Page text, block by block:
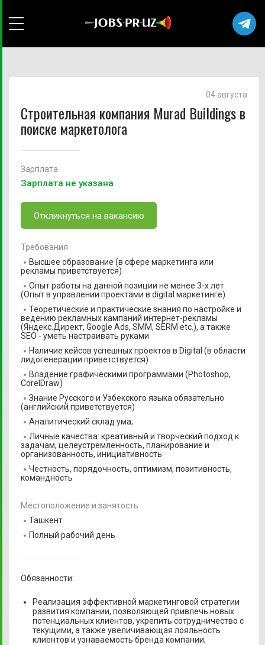
Строительная компания Murad Buildings в
поиске маркетолога
04 августа
Зарплата
Зарплата не указана
Откликнуться на вакансию
Требования
Высшее образование (в сфере маркетинга или
рекламы приветствуется)
Опыт работы на данной позиции не менее 3-х лет
(Опыт в управлении проектами в digital маркетинге)
Теоретические и практические знания по настройке и
ведению рекламных кампаний интернет-рекламы
(Яндекс.Директ, Google Ads, SMM, SERM etc.), а также
SEO - уметь настраивать руками
Наличие кейсов успешных проектов в Digital (в области
лидогенерации приветствуется)
Владение графическими программами (Photoshop,
CorelDraw)
Знание Русского и Узбекского языка обязательно
(английский приветствуется)
Аналитический склад ума;
Личные качества: креативный и творческий подход к
задачам, целеустремленность, планирование и
организованность, инициативность
Честность, порядочность, оптимизм, позитивность,
командность
Местоположение и занятость
Ташкент
Полный рабочий день
Обязанности:
Реализация эффективной маркетинговой стратегии
развития компании, позволяющей привлечь новых
потенциальных клиентов, укрепить сотрудничество с
текущими, а также увеличивающая лояльность
клиентов и узнаваемость бренда компании;